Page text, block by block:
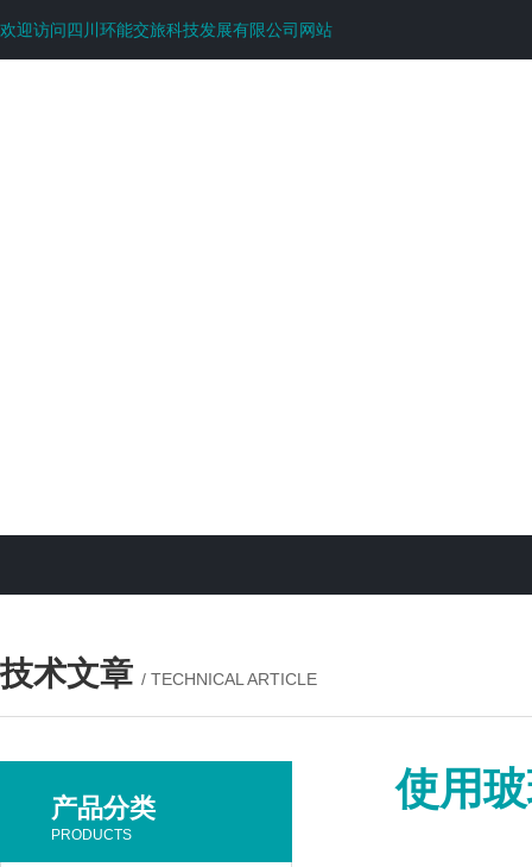
欢迎访问四川环能交旅科技发展有限公司网站
技术文章 / TECHNICAL ARTICLE
产品分类
PRODUCTS
使用